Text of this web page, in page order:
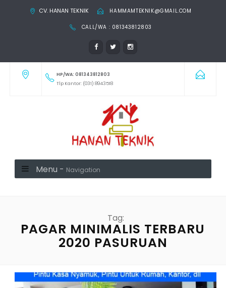
CV. HANAN TEKNIK HAMMAMTEKNIK@GMAIL.COM
CALL/WA : 081343812803
HP/WA: 081343812803
Tlp Kantor: (031) 8943518
Menu - Navigation
Tag:
PAGAR MINIMALIS TERBARU
2020 PASURUAN